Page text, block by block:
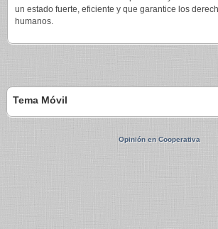
un estado fuerte, eficiente y que garantice los
humanos.
Tema Móvil
Opinión en Cooperativa